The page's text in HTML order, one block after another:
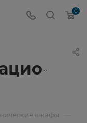
0
телекоммуникационные
шкафы